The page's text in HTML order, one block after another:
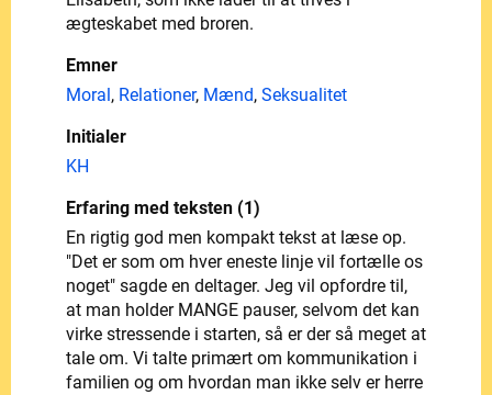
ægteskabet med broren.
Emner
Moral , Relationer, Mænd, Seksualitet
Initialer
KH
Erfaring med teksten (1)
En rigtig god men kompakt tekst at læse op.
"Det er som om hver eneste linje vil fortælle os
noget" sagde en deltager. Jeg vil opfordre til,
at man holder MANGE pauser, selvom det kan
virke stressende i starten, så er der så meget at
tale om. Vi talte primært om kommunikation i
familien og om hvordan man ikke selv er herre